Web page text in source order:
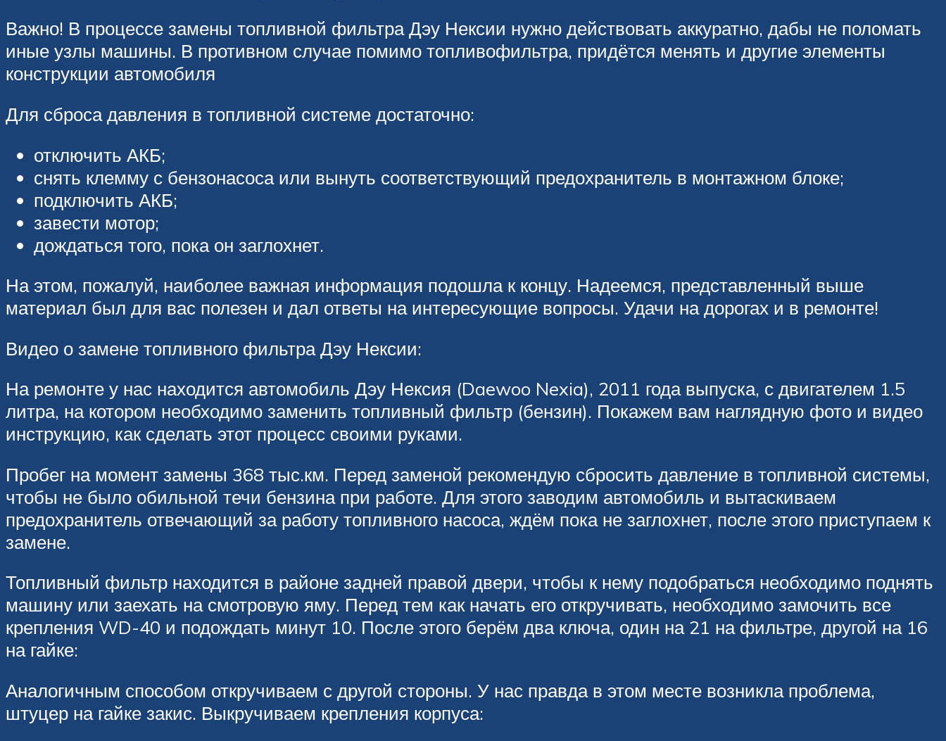
Важно! В процессе замены топливной фильтра Дэу Нексии нужно действовать аккуратно, дабы не поломать
иные узлы машины. В противном случае помимо топливофильтра, придётся менять и другие элементы
конструкции автомобиля
Для сброса давления в топливной системе достаточно:
отключить АКБ;
снять клемму с бензонасоса или вынуть соответствующий предохранитель в монтажном блоке;
подключить АКБ;
завести мотор;
дождаться того, пока он заглохнет.
На этом, пожалуй, наиболее важная информация подошла к концу. Надеемся, представленный выше
материал был для вас полезен и дал ответы на интересующие вопросы. Удачи на дорогах и в ремонте!
Видео о замене топливного фильтра Дэу Нексии:
На ремонте у нас находится автомобиль Дэу Нексия (Daewoo Nexia), 2011 года выпуска, с двигателем 1.5
литра, на котором необходимо заменить топливный фильтр (бензин). Покажем вам наглядную фото и видео
инструкцию, как сделать этот процесс своими руками.
Пробег на момент замены 368 тыс.км. Перед заменой рекомендую сбросить давление в топливной системы,
чтобы не было обильной течи бензина при работе. Для этого заводим автомобиль и вытаскиваем
предохранитель отвечающий за работу топливного насоса, ждём пока не заглохнет, после этого приступаем к
замене.
Топливный фильтр находится в районе задней правой двери, чтобы к нему подобраться необходимо поднять
машину или заехать на смотровую яму. Перед тем как начать его откручивать, необходимо замочить все
крепления WD-40 и подождать минут 10. После этого берём два ключа, один на 21 на фильтре, другой на 16
на гайке:
Аналогичным способом откручиваем с другой стороны. У нас правда в этом месте возникла проблема,
штуцер на гайке закис. Выкручиваем крепления корпуса: